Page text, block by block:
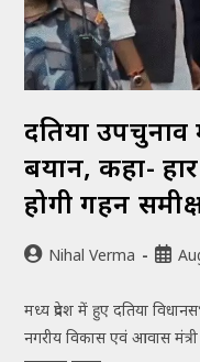
दतिया उपचुनाव
बयान, कहा-
होगी गहन
Nihal Verma
मध्य प्रदेश में हुए दतिया
नगरीय विकास एवं आवास